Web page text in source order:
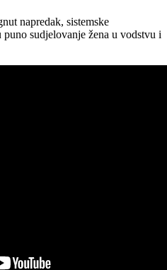
napredak, sistemske
sudjelovanje žena u vodstvu i